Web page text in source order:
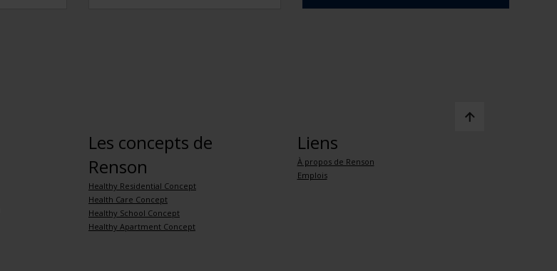
Les concepts de
Renson
Healthy Residential Concept
Health Care Concept
Healthy School Concept
Healthy Apartment Concept
Liens
À propos de Renson
Emplois